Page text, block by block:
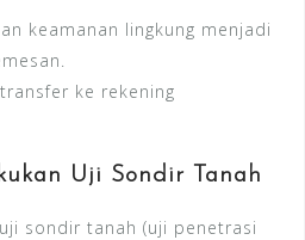
keamanan lingkung menjadi
ke rekening
Uji Sondir Tanah
sondir tanah (uji penetrasi